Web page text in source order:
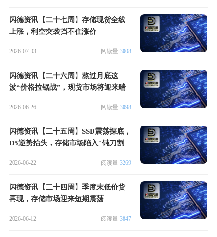
闪德资讯【二十七周】存储现货全线
上涨，利空突袭挡不住涨价
2026-07-03 阅读量 3008
闪德资讯【二十六周】熬过月底这
波“价格拉锯战”，现货市场将迎来喘
2026-06-26 阅读量 3098
闪德资讯【二十五周】SSD震荡探底，
D5逆势抬头，存储市场陷入“钝刀割
2026-06-22 阅读量 3269
闪德资讯【二十四周】季度末低价货
再现，存储市场迎来短期震荡
2026-06-12 阅读量 3847